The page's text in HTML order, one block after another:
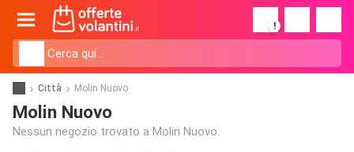
!
Città Molin Nuovo
Molin Nuovo
Nessun negozio trovato a Molin Nuovo.